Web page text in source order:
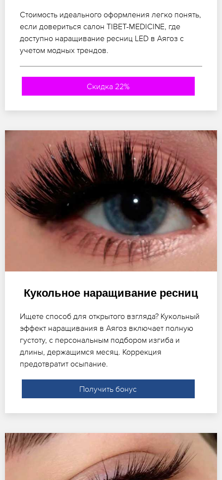
Стоимость идеального оформления легко понять,
если довериться салон TIBET-MEDICINE, где
доступно наращивание ресниц LED в Аягоз с
учетом модных трендов.
Скидка 22%
Кукольное наращивание ресниц
Ищете способ для открытого взгляда? Кукольный
эффект наращивания в Аягоз включает полную
густоту, с персональным подбором изгиба и
длины, держащимся месяц. Коррекция
предотвратит осыпание.
Получить бонус